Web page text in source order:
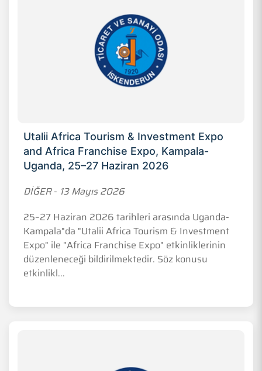
Utalii Africa Tourism & Investment Expo
and Africa Franchise Expo, Kampala-
Uganda, 25–27 Haziran 2026
DİĞER- 13 Mayıs 2026
25–27 Haziran 2026 tarihleri arasında Uganda-
Kampala"da "Utalii Africa Tourism & Investment
Expo" ile "Africa Franchise Expo" etkinliklerinin
düzenleneceği bildirilmektedir. Söz konusu
etkinlikl...